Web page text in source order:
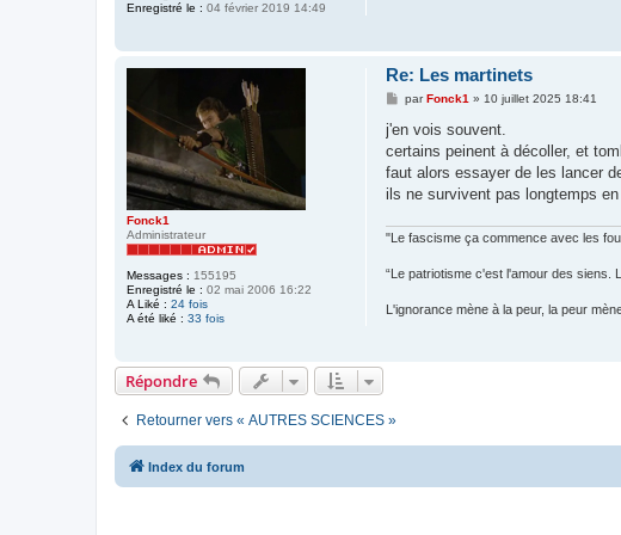
Enregistré le : 04 février 2019 14:49
Fonck1
Administrateur
Messages : 155195
Enregistré le : 02 mai 2006 16:22
A Liké : 24 fois
A été liké : 33 fois
Re: Les martinets
M
s
a
g
parFonck1 » 10 juillet 2025 18:41
j'en vois souvent.
certains peinent à décoller, et
faut alors essayer de les lancer
ils ne survivent pas longtemps en
"Le fascisme ça commence avec les
“Le patriotisme c'est l'amour des siens.
L'ignorance mène à la peur, la peur
Répondre
Retourner vers « AUTRES SCIENCES »
Index du forum